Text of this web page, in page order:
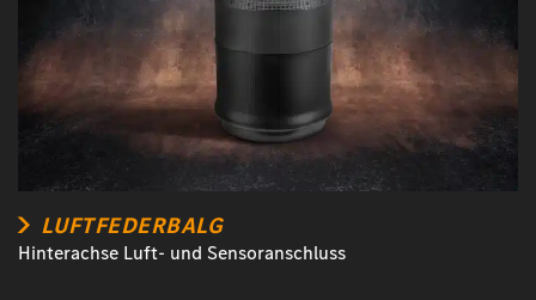
LUFTFEDERBALG
Hinterachse Luft- und Sensoranschluss